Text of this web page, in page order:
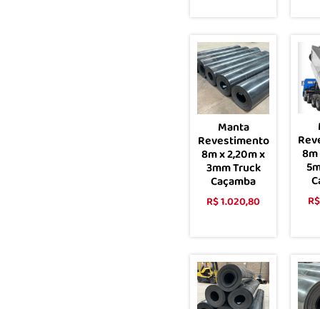
Manta
Revestimento
8m x 2,20m x
3mm Truck
Caçamba
R$1.020,80 R$